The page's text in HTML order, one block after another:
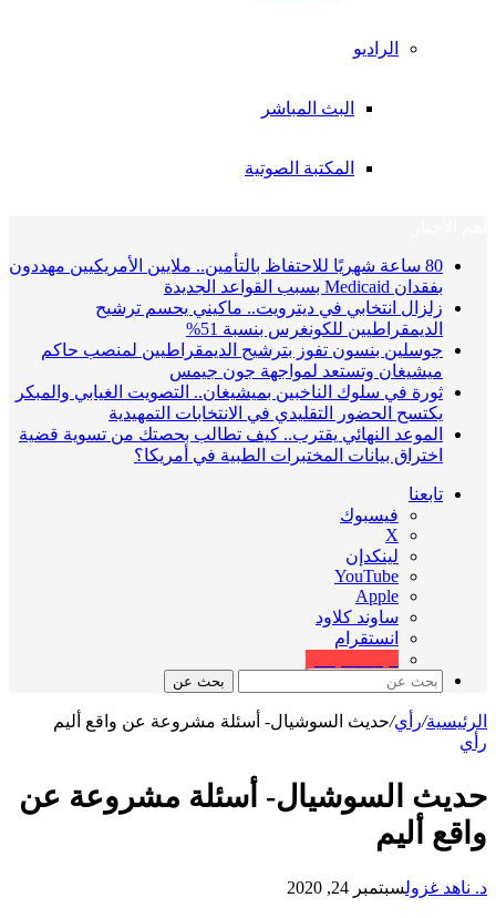
الراديو
البث المباشر
المكتبة الصوتية
80 ساعة شهريًا للاحتفاظ بالتأمين.. ملايين الأمريكيين مهددون
بفقدان Medicaid بسبب القواعد الجديدة
زلزال انتخابي في ديترويت.. ماكيني يحسم ترشيح
الديمقراطيين للكونغرس بنسبة 51%
جوسلين بنسون تفوز بترشيح الديمقراطيين لمنصب حاكم
ميشيغان وتستعد لمواجهة جون جيمس
ثورة في سلوك الناخبين بميشيغان.. التصويت الغيابي والمبكر
يكتسح الحضور التقليدي في الانتخابات التمهيدية
الموعد النهائي يقترب.. كيف تطالب بحصتك من تسوية قضية
اختراق بيانات المختبرات الطبية في أمريكا؟
تابعنا
فيسبوك
‫X
لينكدإن
‫YouTube
ساوند كلاود
انستقرام
بحث عن
الرئيسية/رأي/حديث السوشيال- أسئلة مشروعة عن واقع أليم
رأي
حديث السوشيال- أسئلة مشروعة عن
واقع أليم
د. ناهد غزولسبتمبر 24, 2020